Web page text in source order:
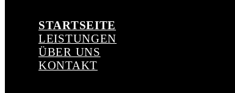
STARTSEITE
LEISTUNGEN
ÜBER UNS
KONTAKT